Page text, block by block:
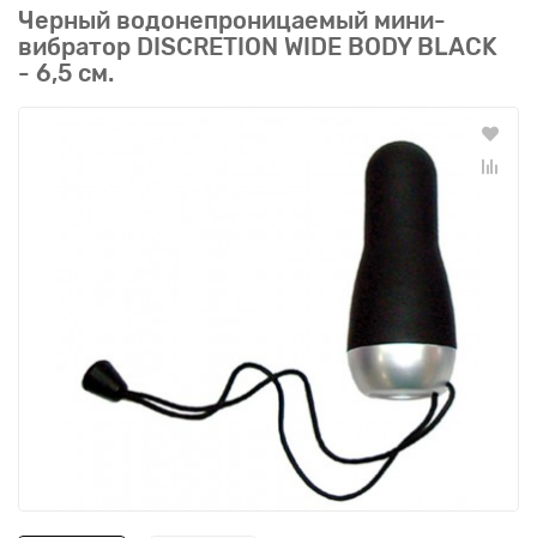
Черный водонепроницаемый мини-
вибратор DISCRETION WIDE BODY BLACK
- 6,5 см.